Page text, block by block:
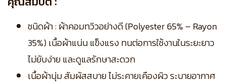
ชนิดผ้า : ผ้าคอมทวิวอย่างดี (Polyester 65% – Rayon
35%) เนื้อผ้าแน่น แข็งแรง ทนต่อการใช้งานในระยะยาว
ไม่ยับง่าย และดูแลรักษาสะดวก
เนื้อผ้านุ่ม สัมผัสสบาย ไม่ระคายเคืองผิว ระบายอากาศ